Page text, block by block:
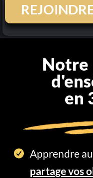
Notre
en
Apprendre
partage vos